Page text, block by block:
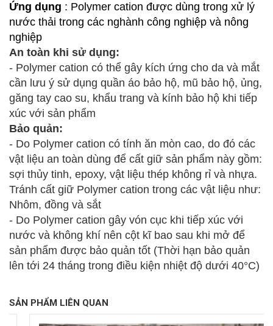
Ứng dụng : Polymer cation được dùng trong xử lý
nước thải trong các nghành công nghiệp và nông
nghiệp
An toàn khi sử dụng:
- Polymer cation có thể gây kích ứng cho da và mắt
cần lưu ý sử dụng quần áo bảo hộ, mũ bảo hộ, ủng,
găng tay cao su, khẩu trang và kính bảo hộ khi tiếp
xúc với sản phẩm
Bảo quản:
- Do Polymer cation có tính ăn mòn cao, do đó các
vật liệu an toàn dùng để cất giữ sản phẩm này gồm:
sợi thủy tinh, epoxy, vật liệu thép không rỉ và nhựa.
Tránh cất giữ Polymer cation trong các vật liệu như:
Nhôm, đồng và sắt
- Do Polymer cation gây vón cục khi tiếp xúc với
nước và không khí nên cột kĩ bao sau khi mở để
sản phẩm được bảo quản tốt (Thời hạn bảo quản
lên tới 24 tháng trong điều kiện nhiệt độ dưới 40°C)
SẢN PHẨM LIÊN QUAN